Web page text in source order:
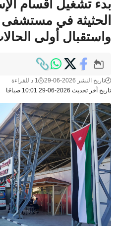
بدء تشغيل أقسام
الحثيثة في مستشفى
واستقبال أولى
تاريخ آخر تحديث 2026-06-29 10:01 صباحًا
تاريخ النشر 2026-06-29 1 د للقراءة